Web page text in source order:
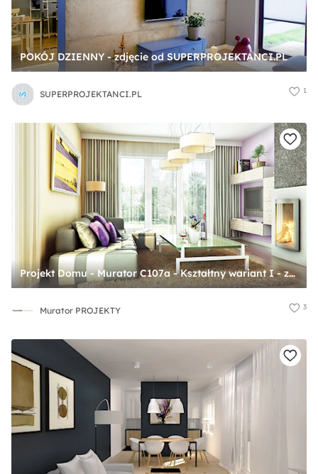
POKÓJ DZIENNY - zdjęcie od SUPERPROJEKTANCI.PL
SUPERPROJEKTANCI.PL 1
Projekt Domu - Murator C107a - Kształtny wariant I - zdjęcie od Murator PROJEKTY
Murator PROJEKTY 3